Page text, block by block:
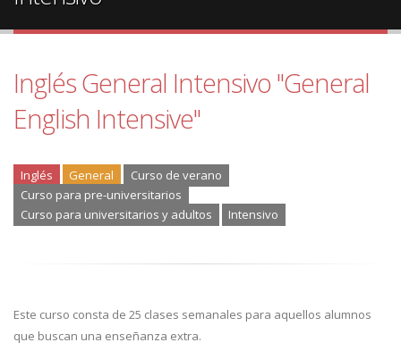
Inglés General Intensivo "General
English Intensive"
Inglés General
Curso de verano
Curso para pre-universitarios
Curso para universitarios y adultos
Intensivo
Este curso consta de 25 clases semanales para aquellos alumnos
que buscan una enseñanza extra.